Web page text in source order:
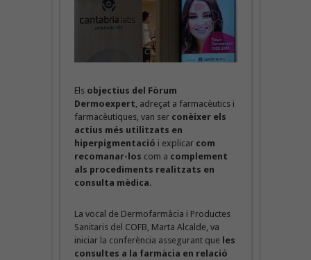
Els objectius del Fòrum
Dermoexpert, adreçat a farmacèutics i
farmacèutiques, van ser conèixer els
actius més utilitzats en
hiperpigmentació i explicar com
recomanar-los com a complement
als procediments realitzats en
consulta mèdica.
La vocal de Dermofarmàcia i Productes
Sanitaris del COFB, Marta Alcalde, va
iniciar la conferència assegurant que les
consultes a la farmàcia en relació